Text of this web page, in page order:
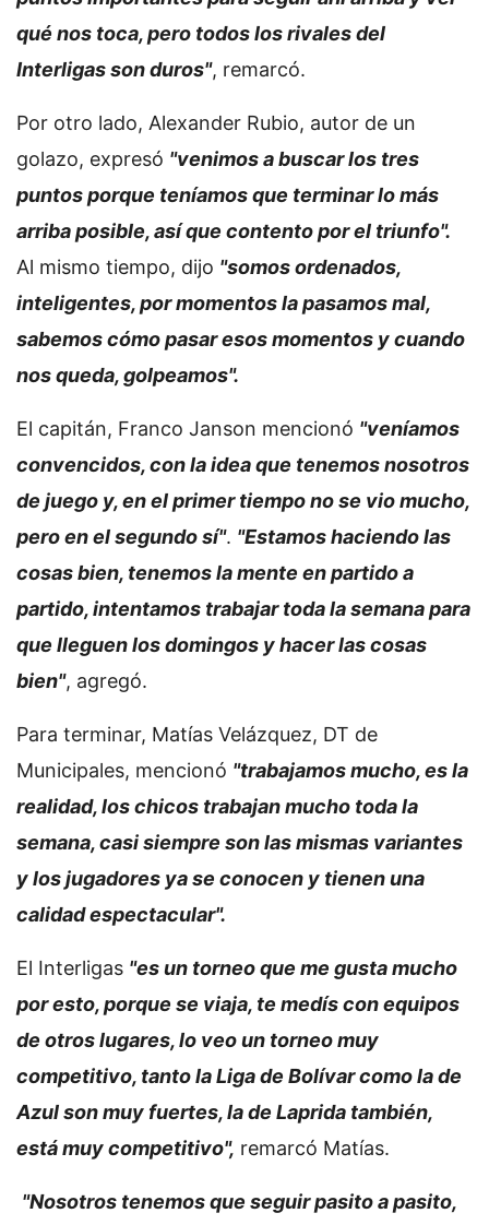
qué nos toca, pero todos los rivales del
Interligas son duros", remarcó.
Por otro lado, Alexander Rubio, autor de un
golazo, expresó "venimos a buscar los tres
puntos porque teníamos que terminar lo más
arriba posible, así que contento por el triunfo".
Al mismo tiempo, dijo "somos ordenados,
inteligentes, por momentos la pasamos mal,
sabemos cómo pasar esos momentos y cuando
nos queda, golpeamos".
El capitán, Franco Janson mencionó "veníamos
convencidos, con la idea que tenemos nosotros
de juego y, en el primer tiempo no se vio mucho,
pero en el segundo sí". "Estamos haciendo las
cosas bien, tenemos la mente en partido a
partido, intentamos trabajar toda la semana para
que lleguen los domingos y hacer las cosas
bien", agregó.
Para terminar, Matías Velázquez, DT de
Municipales, mencionó "trabajamos mucho, es la
realidad, los chicos trabajan mucho toda la
semana, casi siempre son las mismas variantes
y los jugadores ya se conocen y tienen una
calidad espectacular".
El Interligas "es un torneo que me gusta mucho
por esto, porque se viaja, te medís con equipos
de otros lugares, lo veo un torneo muy
competitivo, tanto la Liga de Bolívar como la de
Azul son muy fuertes, la de Laprida también,
está muy competitivo", remarcó Matías.
"Nosotros tenemos que seguir pasito a pasito,